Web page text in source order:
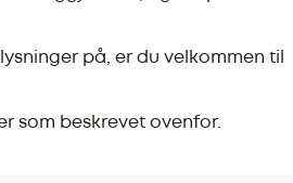
på, er du velkommen til
som beskrevet ovenfor.